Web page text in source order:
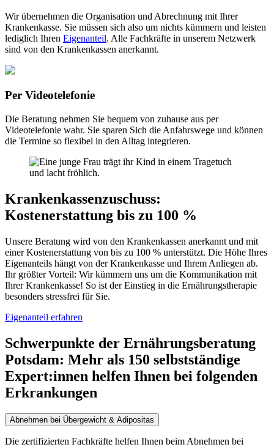
Wir übernehmen die Organisation und Abrechnung mit Ihrer
Krankenkasse. Sie müssen sich also um nichts kümmern und leisten
lediglich Ihren Eigenanteil. Alle Fachkräfte in unserem Netzwerk
sind von den Krankenkassen anerkannt.
Per Videotelefonie
Die Beratung nehmen Sie bequem von zuhause aus per
Videotelefonie wahr. Sie sparen Sich die Anfahrswege und können
die Termine so flexibel in den Alltag integrieren.
Krankenkassenzuschuss:
Kostenerstattung bis zu 100 %
Unsere Beratung wird von den Krankenkassen anerkannt und mit
einer Kostenerstattung von bis zu 100 % unterstützt. Die Höhe Ihres
Eigenanteils hängt von der Krankenkasse und Ihrem Anliegen ab.
Ihr größter Vorteil: Wir kümmern uns um die Kommunikation mit
Ihrer Krankenkasse! So ist der Einstieg in die Ernährungstherapie
besonders stressfrei für Sie.
Eigenanteil erfahren
Schwerpunkte der Ernährungsberatung
Potsdam: Mehr als 150 selbstständige
Expert:innen helfen Ihnen bei folgenden
Erkrankungen
Abnehmen bei Übergewicht & Adipositas
Die zertifizierten Fachkräfte helfen Ihnen beim Abnehmen bei